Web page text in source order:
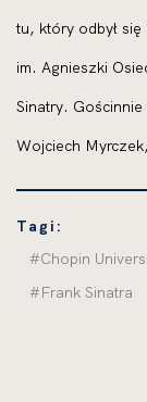
tu, któ­ry odbył
im. Agnieszki
Sinatry.
Wojciech
Tagi:
#Chopin
#Frank Sinatra